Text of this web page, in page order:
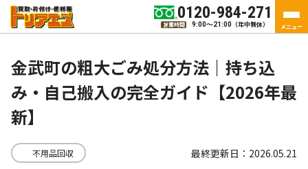
0120-984-271
営業時間 9:00～21:00 （年中無休） メニュー
金武町の粗大ごみ処分方法｜持ち込
み・自己搬入の完全ガイド【2026年最
新】
不用品回収 最終更新日：2026.05.21